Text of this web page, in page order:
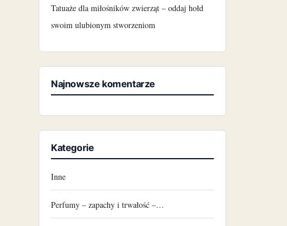
Tatuaże dla miłośników zwierząt – oddaj hołd
swoim ulubionym stworzeniom
Najnowsze komentarze
Kategorie
Inne
Perfumy – zapachy i trwałość –…